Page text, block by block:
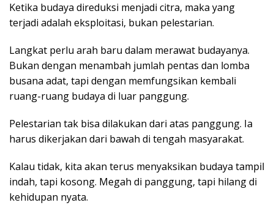
Ketika budaya direduksi menjadi citra, maka yang
terjadi adalah eksploitasi, bukan pelestarian.
Langkat perlu arah baru dalam merawat budayanya.
Bukan dengan menambah jumlah pentas dan lomba
busana adat, tapi dengan memfungsikan kembali
ruang-ruang budaya di luar panggung.
Pelestarian tak bisa dilakukan dari atas panggung. Ia
harus dikerjakan dari bawah di tengah masyarakat.
Kalau tidak, kita akan terus menyaksikan budaya tampil
indah, tapi kosong. Megah di panggung, tapi hilang di
kehidupan nyata.